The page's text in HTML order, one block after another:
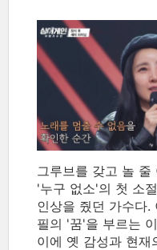
그루브를 갖고 놀 줄
'누구 없소'의 첫 소
인상을 줬던 가수다.
필의 '꿈'을 부르는
이에 옛 감성과 현재